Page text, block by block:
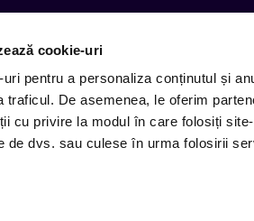
cookie-uri
pentru a personaliza conținutul și
traficul. De asemenea, le oferim
cu privire la modul în care folosiți
de dvs. sau culese în urma folosirii
16.00) | E-mail: contact@entertix.ro